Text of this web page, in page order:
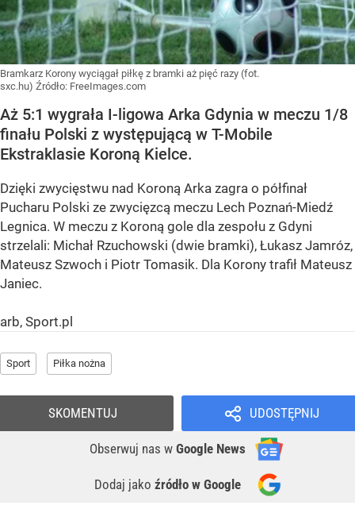
Bramkarz Korony wyciągał piłkę z bramki aż pięć razy (fot.
sxc.hu) Źródło: FreeImages.com
Aż 5:1 wygrała I-ligowa Arka Gdynia w meczu 1/8
finału Polski z występującą w T-Mobile
Ekstraklasie Koroną Kielce.
Dzięki zwycięstwu nad Koroną Arka zagra o półfinał
Pucharu Polski ze zwycięzcą meczu Lech Poznań-Miedź
Legnica. W meczu z Koroną gole dla zespołu z Gdyni
strzelali: Michał Rzuchowski (dwie bramki), Łukasz Jamróz,
Mateusz Szwoch i Piotr Tomasik. Dla Korony trafił Mateusz
Janiec.
arb, Sport.pl
Sport Piłka nożna
UDOSTĘPNIJ
Obserwuj nas w Google News
Dodaj jako źródło w Google
SKOMENTUJ